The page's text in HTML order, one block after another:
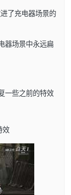
了充电器场景的
器场景中永远扁
一些之前的特效
效